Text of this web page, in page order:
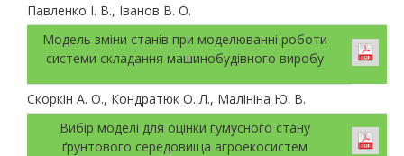
Павленко І. В., Іванов В. О.
Модель зміни станів при моделюванні роботи
системи складання машинобудівного виробу
Скоркін А. О., Кондратюк О. Л., Малініна Ю. В.
Вибір моделі для оцінки гумусного стану
ґрунтового середовища агроекосистем